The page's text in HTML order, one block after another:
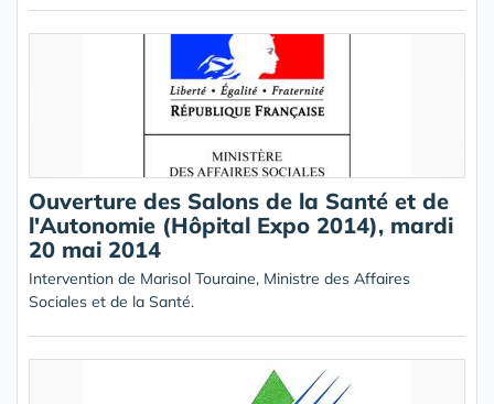
Ouverture des Salons de la Santé et de
l'Autonomie (Hôpital Expo 2014), mardi
20 mai 2014
Intervention de Marisol Touraine, Ministre des Affaires
Sociales et de la Santé.